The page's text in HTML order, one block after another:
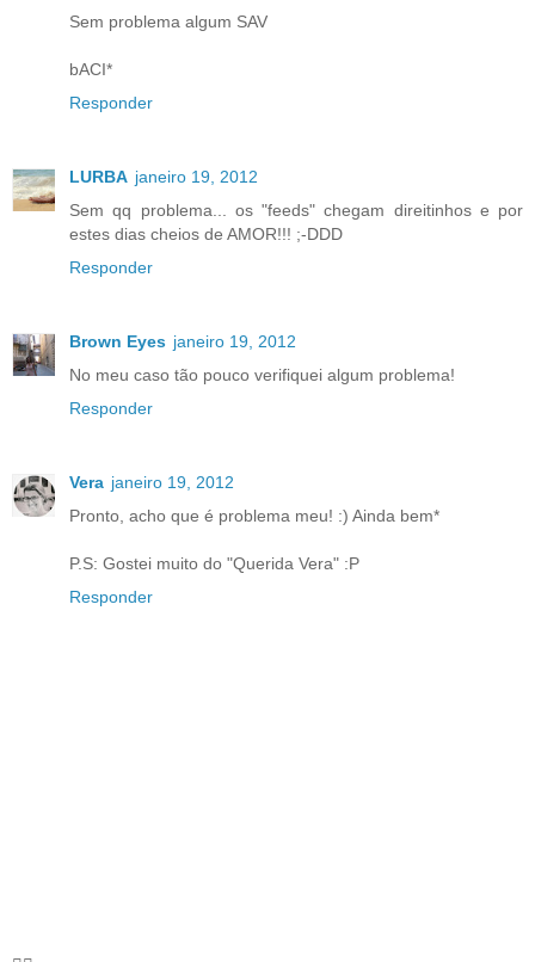
Sem problema algum SAV
bACI*
Responder
LURBA janeiro 19, 2012
Sem qq problema... os "feeds" chegam direitinhos e por
estes dias cheios de AMOR!!! ;-DDD
Responder
Brown Eyes janeiro 19, 2012
No meu caso tão pouco verifiquei algum problema!
Responder
Vera janeiro 19, 2012
Pronto, acho que é problema meu! :) Ainda bem*
P.S: Gostei muito do "Querida Vera" :P
Responder